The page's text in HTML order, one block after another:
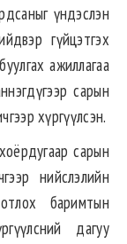
үндэслэн
гүйцэтгэх
ажиллагаа
сарын
хүргүүлсэн.
сарын
нийслэлийн
баримтын
дагуу